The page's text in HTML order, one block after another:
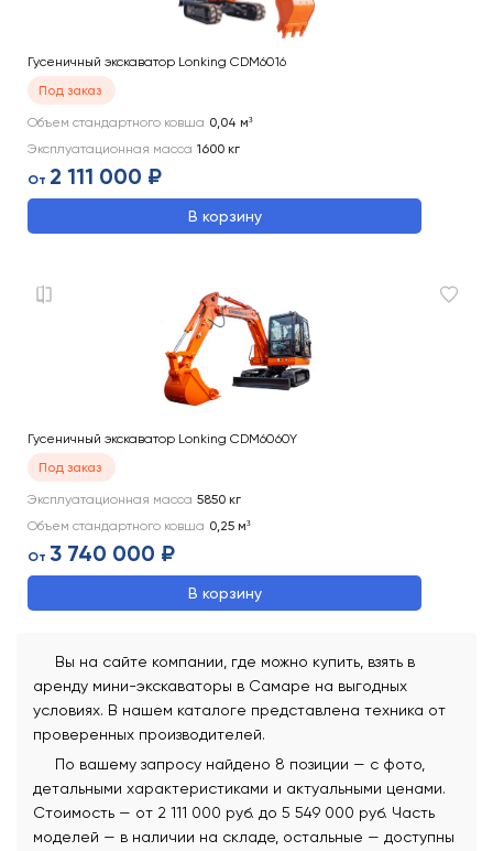
Гусеничный экскаватор Lonking CDM6016
Под заказ
Объем стандартного ковша 0,04 м³
Эксплуатационная масса 1600 кг
От 2 111 000 ₽
В корзину
Гусеничный экскаватор Lonking CDM6060Y
Под заказ
Эксплуатационная масса 5850 кг
Объем стандартного ковша 0,25 м³
От 3 740 000 ₽
В корзину
Вы на сайте компании, где можно купить, взять в
аренду мини-экскаваторы в Самаре на выгодных
условиях. В нашем каталоге представлена техника от
проверенных производителей.
По вашему запросу найдено 8 позиции — с фото,
детальными характеристиками и актуальными ценами.
Стоимость — от 2 111 000 руб. до 5 549 000 руб. Часть
моделей — в наличии на складе, остальные — доступны